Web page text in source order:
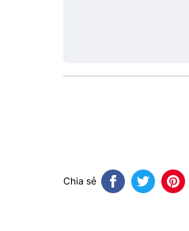
Chia sẻ